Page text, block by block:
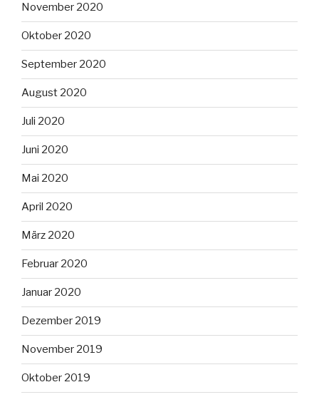
November 2020
Oktober 2020
September 2020
August 2020
Juli 2020
Juni 2020
Mai 2020
April 2020
März 2020
Februar 2020
Januar 2020
Dezember 2019
November 2019
Oktober 2019